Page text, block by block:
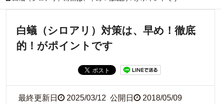
白蟻（シロアリ）対策は、早め！徹底
的！がポイントです
最終更新日 2025/03/12 公開日 2018/05/09